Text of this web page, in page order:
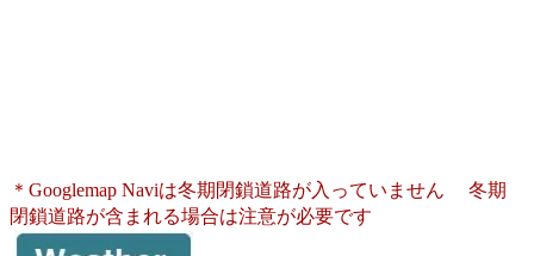
＊Googlemap Naviは冬期閉鎖道路が入っていません
冬期
閉鎖道路が含まれる場合は注意が必要です